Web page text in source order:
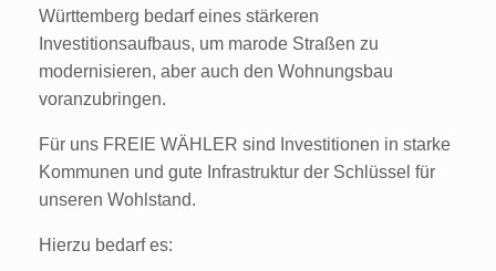
Württemberg bedarf eines stärkeren
Investitionsaufbaus, um marode Straßen zu
modernisieren, aber auch den Wohnungsbau
voranzubringen.
Für uns FREIE WÄHLER sind Investitionen in starke
Kommunen und gute Infrastruktur der Schlüssel für
unseren Wohlstand.
Hierzu bedarf es: